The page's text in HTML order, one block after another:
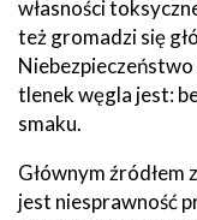
własności
też gromadzi się
tlenek węgla jest:
smaku.
Głównym źródłem
jest niesprawność